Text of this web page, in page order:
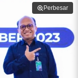
Perbesar